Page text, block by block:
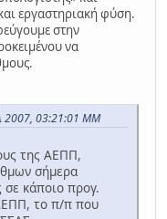
εργαστηριακή φύση.
στην
να
2007, 03:21:01 ΜΜ
της ΑΕΠΠ,
σήμερα
κάποιο προγ.
το π/π που